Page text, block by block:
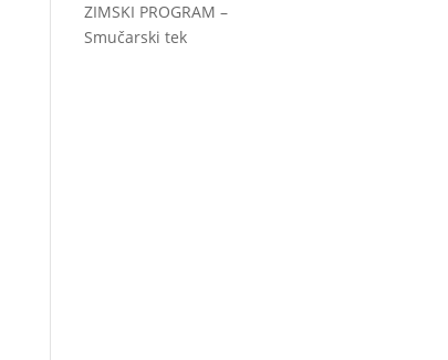
ZIMSKI PROGRAM –
Smučarski tek